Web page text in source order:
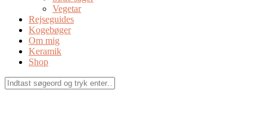
Vegetar
Rejseguides
Kogebøger
Om mig
Keramik
Shop